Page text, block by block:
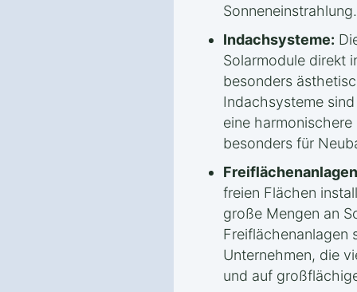
Sonneneinstrahlung.
Indachsysteme:
Solarmodule direkt
besonders
Indachsysteme
eine
besonders für
freien Flächen
große Mengen an
Freiflächenanlagen
Unternehmen, die
und auf